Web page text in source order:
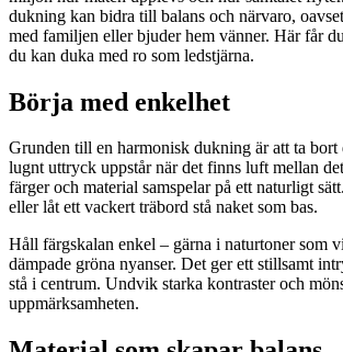
dukning kan bidra till balans och närvaro,
med familjen eller bjuder hem vänner. Här får
du kan duka med ro som ledstjärna.
Börja med enkelhet
Grunden till en harmonisk dukning är att ta
lugnt uttryck uppstår när det finns luft mellan
färger och material samspelar på ett naturligt
eller låt ett vackert träbord stå naket som bas.
Håll färgskalan enkel – gärna i naturtoner som
dämpade gröna nyanser. Det ger ett stillsamt
stå i centrum. Undvik starka kontraster och
uppmärksamheten.